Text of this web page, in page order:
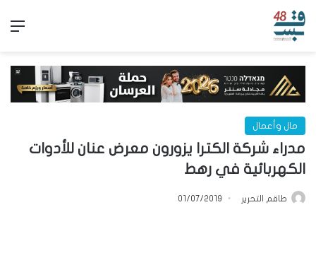
مال وأعمال
مدراء شركة الكترا يزورون معرض عنان للأدوات
الكهربائية في رهط
طاقم التحرير 01/07/2019